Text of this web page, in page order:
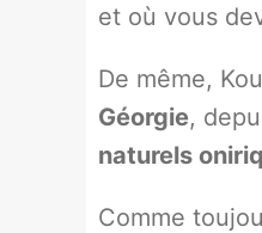
et où vous
De même,
Géorgie,
naturels
Comme